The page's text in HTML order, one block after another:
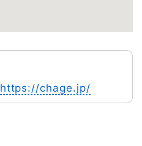
https://chage.jp/